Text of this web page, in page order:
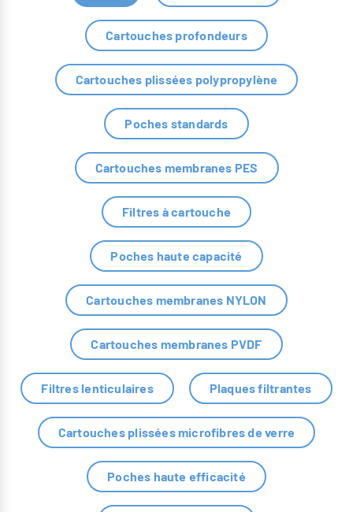
Cartouches profondeurs
Cartouches plissées polypropylène
Poches standards
Cartouches membranes PES
Filtres à cartouche
Poches haute capacité
Cartouches membranes NYLON
Cartouches membranes PVDF
Filtres lenticulaires Plaques filtrantes
Cartouches plissées microfibres de verre
Poches haute efficacité